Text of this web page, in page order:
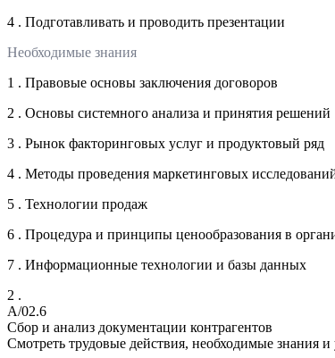
4 . Подготавливать и проводить презентации
Необходимые знания
1 . Правовые основы заключения договоров
2 . Основы системного анализа и принятия решений
3 . Рынок факторинговых услуг и продуктовый ряд
4 . Методы проведения маркетинговых
5 . Технологии продаж
6 . Процедура и принципы ценообразования в
7 . Информационные технологии и базы данных
2 .
A/02.6
Сбор и анализ документации контрагентов
Смотреть трудовые действия, необходимые знания